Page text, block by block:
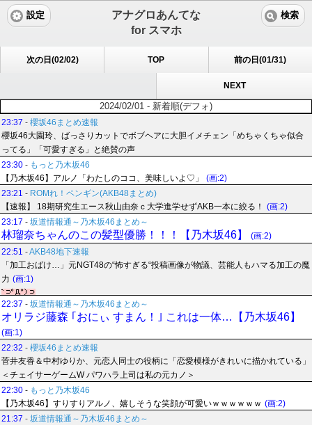
アナグロあんてな
for スマホ
設定 検索
次の日(02/02) TOP 前の日(01/31)
NEXT
2024/02/01 - 新着順(デフォ)
23:37 - 櫻坂46まとめ速報
櫻坂46大園玲、ばっさりカットでボブヘアに大胆イメチェン「めちゃくちゃ似合
ってる」「可愛すぎる」と絶賛の声
23:30 - もっと乃木坂46
【乃木坂46】アルノ「わたしのココ、美味しいよ♡」
(画:2)
23:21 - ROMれ！ペンギン(AKB48まとめ)
【速報】 18期研究生エース秋山由奈ｃ大学進学せずAKB一本に絞る！
(画:2)
23:17 - 坂道情報通～乃木坂46まとめ～
林瑠奈ちゃんのこの髪型優勝！！！【乃木坂46】
(画:2)
22:51 -AKB48地下速報
「加工おばけ…」元NGT48の“怖すぎる“投稿画像が物議、芸能人もハマる加工の魔
力 (画:1)
22:37 - 坂道情報通～乃木坂46まとめ～
オリラジ藤森 ｢おにぃ すまん！｣ これは一体…【乃木坂46】
(画:1)
22:32 - 櫻坂46まとめ速報
菅井友香＆中村ゆりか、元恋人同士の役柄に「恋愛模様がきれいに描かれている」
＜チェイサーゲームW パワハラ上司は私の元カノ＞
22:30 - もっと乃木坂46
【乃木坂46】すりすりアルノ、嬉しそうな笑顔が可愛いｗｗｗｗｗｗ (画:2)
21:37 - 坂道情報通～乃木坂46まとめ～